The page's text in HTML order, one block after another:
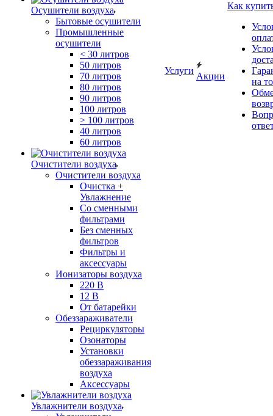
Осушители воздуха
Бытовые осушители
Промышленные
осушители
< 30 литров
50 литров
70 литров
80 литров
90 литров
100 литров
> 100 литров
40 литров
60 литров
Очистители воздуха
Очистители воздуха
Очистка +
Увлажнение
Cо сменными
фильтрами
Без сменных
фильтров
Фильтры и
аксессуары
Ионизаторы воздуха
220 В
12 В
От батарейки
Обеззараживатели
Рециркуляторы
Озонаторы
Установки
обеззараживания
воздуха
Аксессуары
Увлажнители воздуха
Услуги
Акции
Как
на